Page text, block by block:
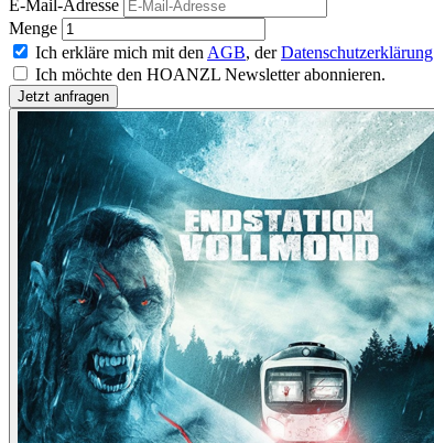
E-Mail-Adresse
Menge
Ich erkläre mich mit den AGB, derDatenschutzerklärung
Ich möchte den HOANZL Newsletter abonnieren.